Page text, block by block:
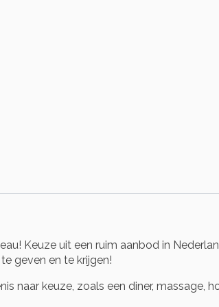
Keuze uit een ruim aanbod in
geven en te krijgen!
naar keuze, zoals een diner, massage,